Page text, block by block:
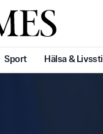
Sport Hälsa & Livsstil